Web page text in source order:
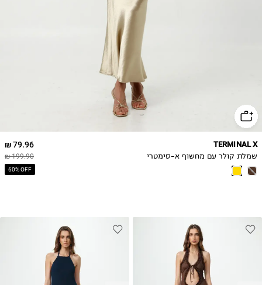
79.96 ₪
199.90 ₪
60% OFF
TERMINAL X
שמלת קולר עם מחשוף א-סימטרי